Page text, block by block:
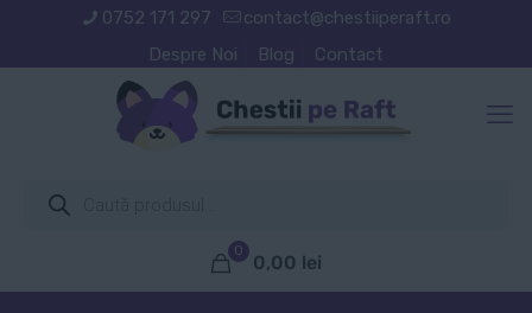
0752 171 297
contact@chestiiperaft.ro
Despre Noi
Blog Contact
search
0
0,00 lei